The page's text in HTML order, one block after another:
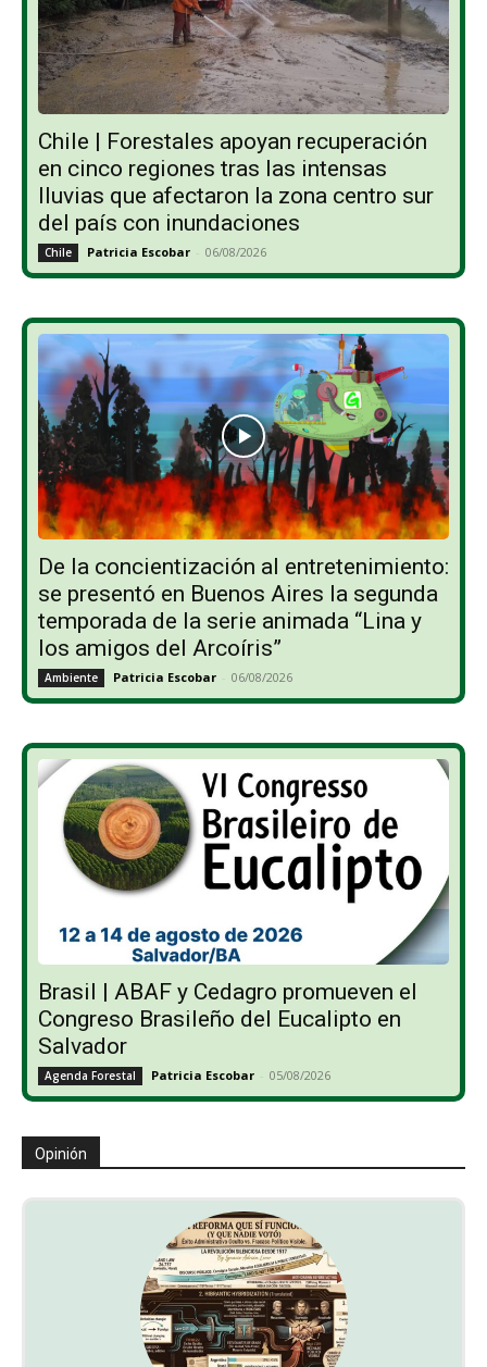
Chile | Forestales apoyan recuperación
en cinco regiones tras las intensas
lluvias que afectaron la zona centro sur
del país con inundaciones
Chile Patricia Escobar - 06/08/2026
De la concientización al entretenimiento:
se presentó en Buenos Aires la segunda
temporada de la serie animada “Lina y
los amigos del Arcoíris”
Ambiente Patricia Escobar - 06/08/2026
Brasil | ABAF y Cedagro promueven el
Congreso Brasileño del Eucalipto en
Salvador
Agenda Forestal Patricia Escobar - 05/08/2026
Opinión